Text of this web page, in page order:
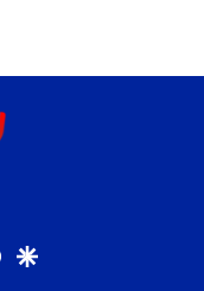
whatsapp
google